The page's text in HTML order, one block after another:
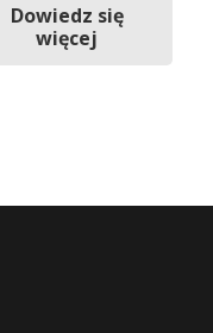
Dowiedz się
więcej